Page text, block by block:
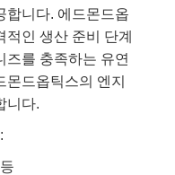
합니다. 에드몬드옵
인 생산 준비 단계
즈를 충족하는 유연
드옵틱스의 엔지
니다.